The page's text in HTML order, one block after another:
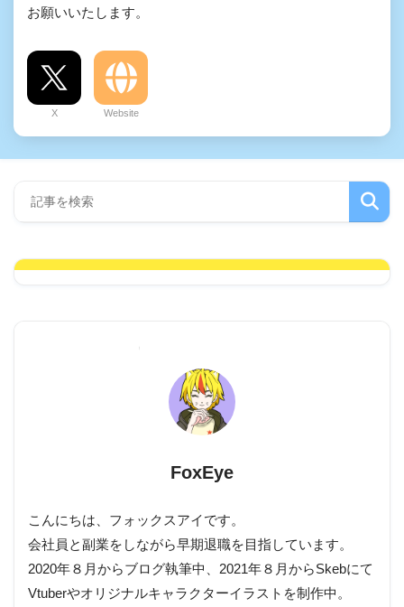
お願いいたします。
X Website
FoxEye
こんにちは、フォックスアイです。
会社員と副業をしながら早期退職を目指しています。
2020年８月からブログ執筆中、2021年８月からSkebにて
Vtuberやオリジナルキャラクターイラストを制作中。